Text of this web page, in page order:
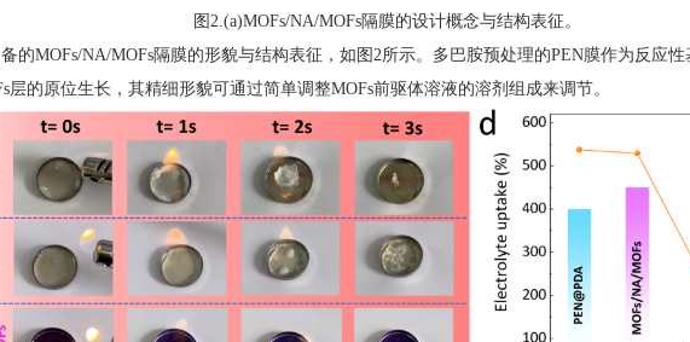
图2.(a)MOFs/NA/MOFs隔膜的设计概念与结构表征。
MOFs/NA/MOFs隔膜的形貌与结构表征，如图2所示。多巴胺预处理的PEN膜作为反应性
层的原位生长，其精细形貌可通过简单调整MOFs前驱体溶液的溶剂组成来调节。